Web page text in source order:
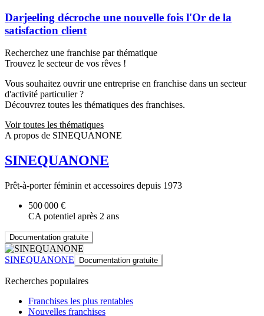
Darjeeling décroche une nouvelle fois l'Or de la
satisfaction client
Recherchez une franchise par thématique
Trouvez le secteur de vos rêves !
Vous souhaitez ouvrir une entreprise en franchise dans un secteur
d'activité particulier ?
Découvrez toutes les thématiques des franchises.
Voir toutes les thématiques
A propos de SINEQUANONE
SINEQUANONE
Prêt-à-porter féminin et accessoires depuis 1973
500 000 €
CA potentiel après 2 ans
Documentation gratuite
SINEQUANONE Documentation gratuite
Recherches populaires
Franchises les plus rentables
Nouvelles franchises